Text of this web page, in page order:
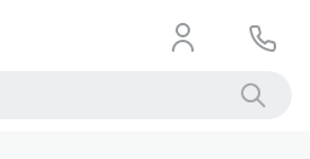
Найти